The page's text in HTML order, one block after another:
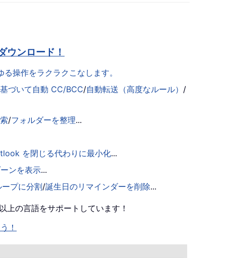
ウンロード！
操作をラクラクこなします。
づいて自動 CC/BCC/自動転送（高度なルール） /
/フォルダーを整理...
を閉じる代わりに最小化...
ンを表示...
プに分割/誕生日のリマインダーを削除...
の言語をサポートしています！
！